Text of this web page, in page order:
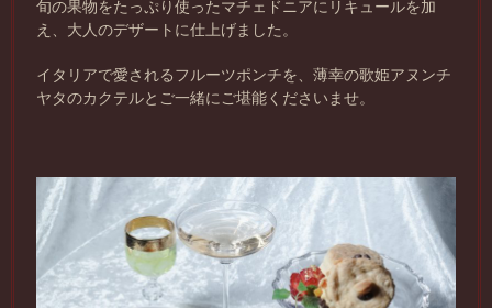
旬の果物をたっぷり使ったマチェドニアにリキュールを加
え、大人のデザートに仕上げました。
イタリアで愛されるフルーツポンチを、薄幸の歌姫アヌンチ
ヤタのカクテルとご一緒にご堪能くださいませ。